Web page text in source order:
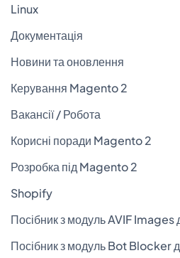
Linux
Документація
Новини та оновлення
Керування Magento 2
Вакансії / Робота
Корисні поради Magento 2
Розробка під Magento 2
Shopify
Посібник з модуль AVIF
Посібник з модуль Bot Blocker